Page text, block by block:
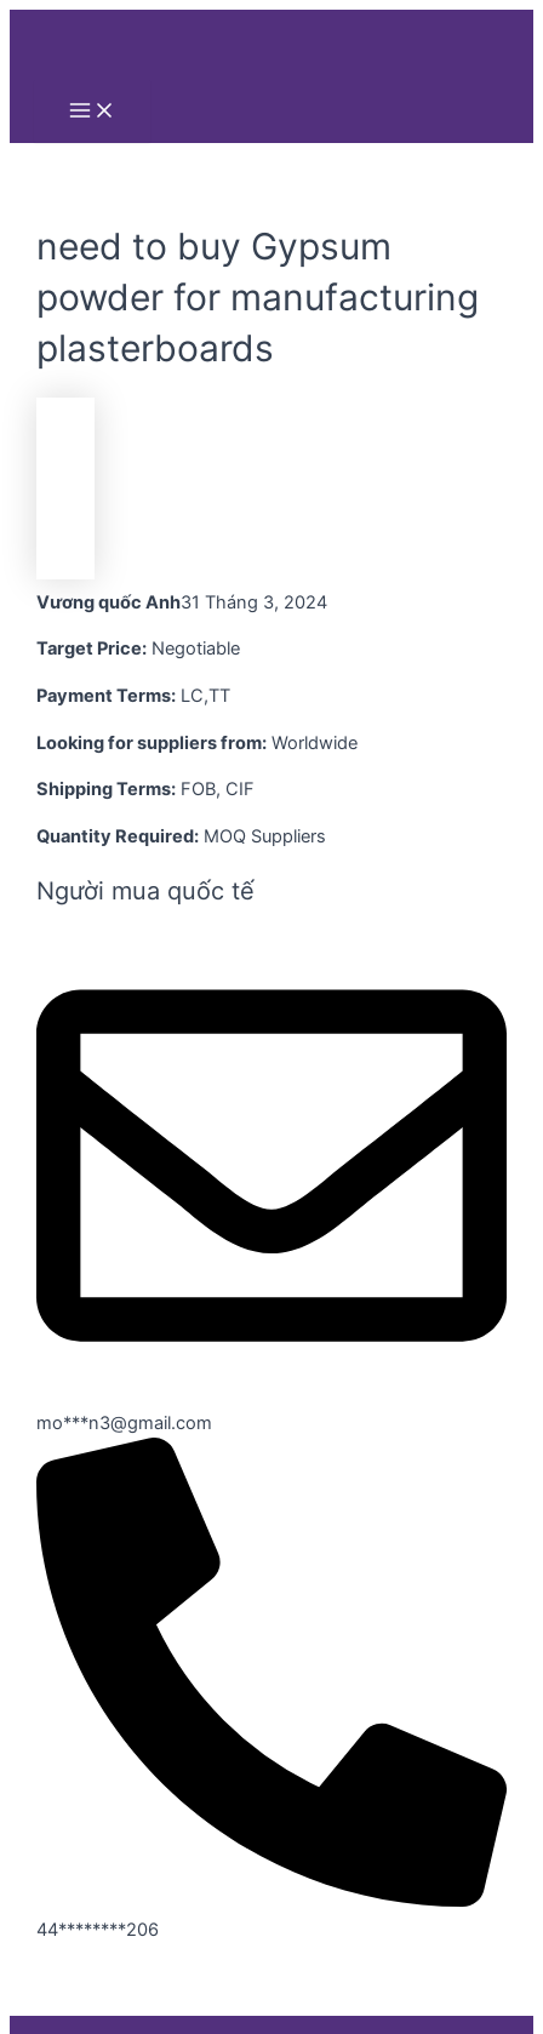
Nhảy
Main
need to buy Gypsum
powder for manufacturing
plasterboards
Vương quốc Anh31 Tháng 3, 2024
Target Price: Negotiable
Payment Terms: LC,TT
Looking for suppliers from: Worldwide
Shipping Terms: FOB, CIF
Quantity Required: MOQ Suppliers
Người mua quốc tế
mo***n3@gmail.com
44********206